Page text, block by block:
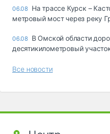
06.08 На трассе Курск –
метровый мост через реку
06.08 В Омской области
десятикилометровый
Все новости